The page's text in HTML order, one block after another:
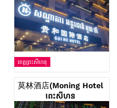
ខេត្តព្រះសីហនុ
莫林酒店(Moning Hotel
ព្រះសីហនុ